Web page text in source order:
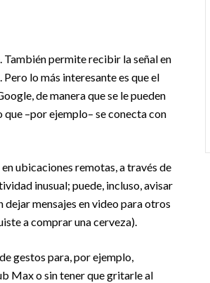
permite recibir la señal en
lo más interesante es que el
de manera que se le pueden
–por ejemplo– se conecta con
ubicaciones remotas, a través de
inusual; puede, incluso, avisar
dejar mensajes en video para otros
a comprar una cerveza).
gestos para, por ejemplo,
Max o sin tener que gritarle al